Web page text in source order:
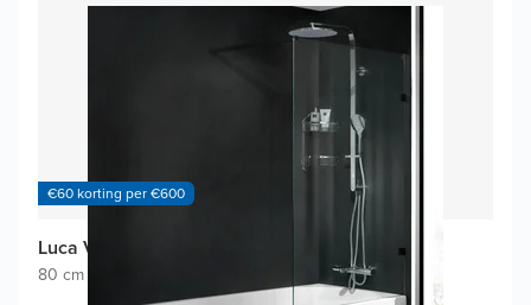
€60 korting per €600
Luca Varess Solid badwand
80 cm breed